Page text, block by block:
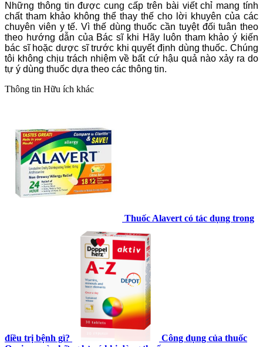
Những thông tin được cung cấp trên bài viếtchỉ mang tính
chất tham khảo không thể thay thế cho lời khuyên của các
chuyên viên y tế. Vì thế dùng thuốc cần tuyệt đối tuân theo
theo hướng dẫn của Bác sĩ khi Hãy luôn tham khảo ý kiến
bác sĩ hoặc dược sĩ trước khi quyết định dùng thuốc. Chúng
tôi không chịu trách nhiệm về bất cứ hậu quả nào xảy ra do
tự ý dùng thuốc dựa theo các thông tin.
Thông tin Hữu ích khác
Thuốc Alavert có tác dụng trong
điều trị bệnh gì?
Công dụng của thuốc